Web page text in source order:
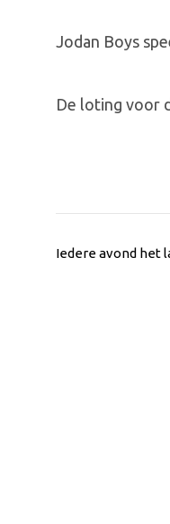
Jodan Boys
De loting voor
Iedere avond het